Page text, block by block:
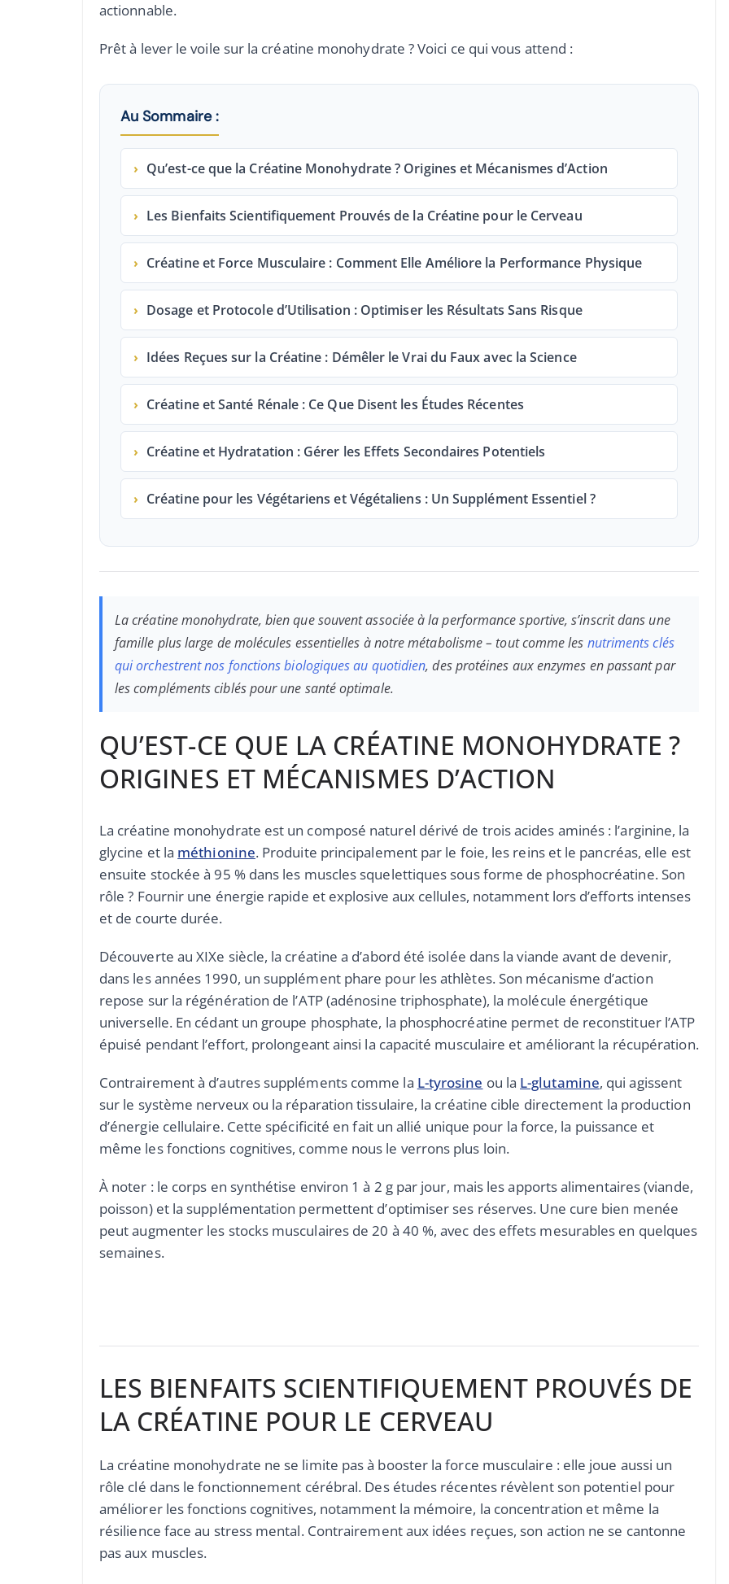
actionnable.
Prêt à lever le voile sur la créatine monohydrate ? Voici ce qui vous attend :
Au Sommaire :
› Qu’est-ce que la Créatine Monohydrate ? Origines et Mécanismes d’Action
› Les Bienfaits Scientifiquement Prouvés de la Créatine pour le Cerveau
› Créatine et Force Musculaire : Comment Elle Améliore la Performance Physique
› Dosage et Protocole d’Utilisation : Optimiser les Résultats Sans Risque
› Idées Reçues sur la Créatine : Démêler le Vrai du Faux avec la Science
› Créatine et Santé Rénale : Ce Que Disent les Études Récentes
› Créatine et Hydratation : Gérer les Effets Secondaires Potentiels
› Créatine pour les Végétariens et Végétaliens : Un Supplément Essentiel ?
La créatine monohydrate, bien que souvent associée à la performance sportive, s’inscrit dans une
famille plus large de molécules essentielles à notre métabolisme – tout comme les nutriments clés
qui orchestrent nos fonctions biologiques au quotidien, des protéines aux enzymes en passant par
les compléments ciblés pour une santé optimale.
QU’EST-CE QUE LA CRÉATINE MONOHYDRATE ?
ORIGINES ET MÉCANISMES D’ACTION
La créatine monohydrate est un composé naturel dérivé de trois acides aminés : l’arginine, la
glycine et la méthionine. Produite principalement par le foie, les reins et le pancréas, elle est
ensuite stockée à 95 % dans les muscles squelettiques sous forme de phosphocréatine. Son
rôle ? Fournir une énergie rapide et explosive aux cellules, notamment lors d’efforts intenses
et de courte durée.
Découverte au XIXe siècle, la créatine a d’abord été isolée dans la viande avant de devenir,
dans les années 1990, un supplément phare pour les athlètes. Son mécanisme d’action
repose sur la régénération de l’ATP (adénosine triphosphate), la molécule énergétique
universelle. En cédant un groupe phosphate, la phosphocréatine permet de reconstituer l’ATP
épuisé pendant l’effort, prolongeant ainsi la capacité musculaire et améliorant la récupération.
Contrairement à d’autres suppléments comme la L-tyrosine ou la L-glutamine, qui agissent
sur le système nerveux ou la réparation tissulaire, la créatine cible directement la production
d’énergie cellulaire. Cette spécificité en fait un allié unique pour la force, la puissance et
même les fonctions cognitives, comme nous le verrons plus loin.
À noter : le corps en synthétise environ 1 à 2 g par jour, mais les apports alimentaires (viande,
poisson) et la supplémentation permettent d’optimiser ses réserves. Une cure bien menée
peut augmenter les stocks musculaires de 20 à 40 %, avec des effets mesurables en quelques
semaines.
LES BIENFAITS SCIENTIFIQUEMENT PROUVÉS DE
LA CRÉATINE POUR LE CERVEAU
La créatine monohydrate ne se limite pas à booster la force musculaire : elle joue aussi un
rôle clé dans le fonctionnement cérébral. Des études récentes révèlent son potentiel pour
améliorer les fonctions cognitives, notamment la mémoire, la concentration et même la
résilience face au stress mental. Contrairement aux idées reçues, son action ne se cantonne
pas aux muscles.